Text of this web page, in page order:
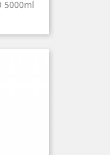
5000ml